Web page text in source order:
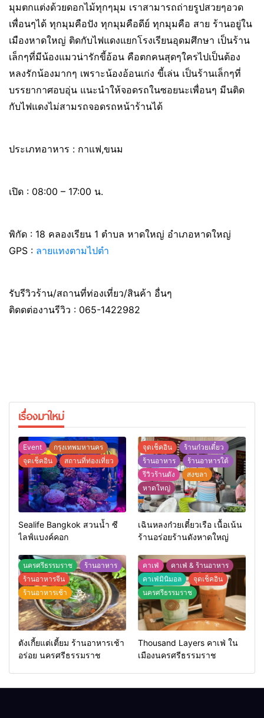
มุมตกแต่งด้วยดอกไม้ทุกๆมุม เราสามารถถ่ายรูปสวยๆอวด
เพื่อนๆได้ ทุกมุมคือปัง ทุกมุมคือดีย์ ทุกมุมคือ สาย ร้านอยู่ใน
เมืองหาดใหญ่ ติดกับไฟแดงแยกโรงเรียนอุดมศึกษา เป็นร้าน
เล็กๆที่มีน้องแมวน่ารักขี้อ้อน คือตกคนสุดๆใครไปเป็นต้อง
หลงรักน้องมากๆ เพราะน้องอ้อนเก่ง ขี้เล่น เป็นร้านเล็กๆที่
บรรยากาศอบอุ่น แนะนำให้จอดรถในซอยนะเพื่อนๆ มีนติด
กับไฟแดงไม่สามรถจอดรถหน้าร้านได้
ประเภทอาหาร : กาแฟ,ขนม
เปิด : 08:00 – 17:00 น.
พิกัด : 18 คลองเรียน 1 ตำบล หาดใหญ่ อำเภอหาดใหญ่
GPS : ลายแทงตามไปตำ
รับรีวิวร้าน/สถานที่ท่องเที่ยว/สินค้า อื่นๆ
ติดดต่องานรีวิว : 065-1422982
เรื่องมาใหม่
Event
กรุงเทพมหานคร
จุดเช็คอิน
สถานที่ท่องเที่ยว
Sealife Bangkok สวนน้ำ ซี
ไลฟ์แบงค์คอก
จุดเช็คอิน
ร้านก๋วยเตี๋ยว
ร้านอาหาร
ร้านอาหารใต้
รีวิวร้านดัง
สงขลา
หาดใหญ่
เฉินหลงก๋วยเตี๋ยวเรือ เนื้อเน้น
ร้านอร่อยร้านดังหาดใหญ่
นครศรีธรรมราช
ร้านอาหาร
ร้านอาหารจีน
ร้านอาหารเช้า
ตังเกี้ยแต่เตี้ยม ร้านอาหารเช้า
อร่อย นครศรีธรรมราช
คาเฟ่
คาเฟ่ & ร้านอาหาร
คาเฟ่มินิมอล
จุดเช็คอิน
นครศรีธรรมราช
Thousand Layers คาเฟ่ ใน
เมืองนครศรีธรรมราช